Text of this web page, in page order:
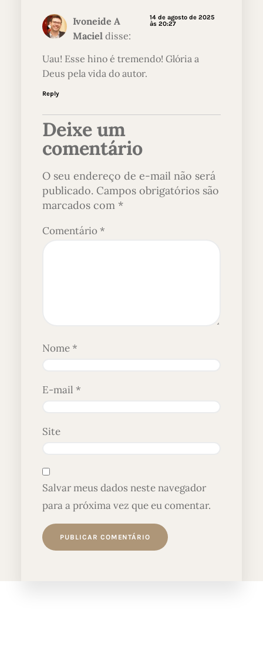
Ivoneide A
Maciel disse:
14 de agosto de 2025
às 20:27
Uau! Esse hino é tremendo! Glória a
Deus pela vida do autor.
Reply
Deixe um
comentário
O seu endereço de e-mail não será
publicado. Campos obrigatórios são
marcados com *
Comentário*
Nome*
E-mail *
Site
Salvar meus dados neste navegador
para a próxima vez que eu comentar.